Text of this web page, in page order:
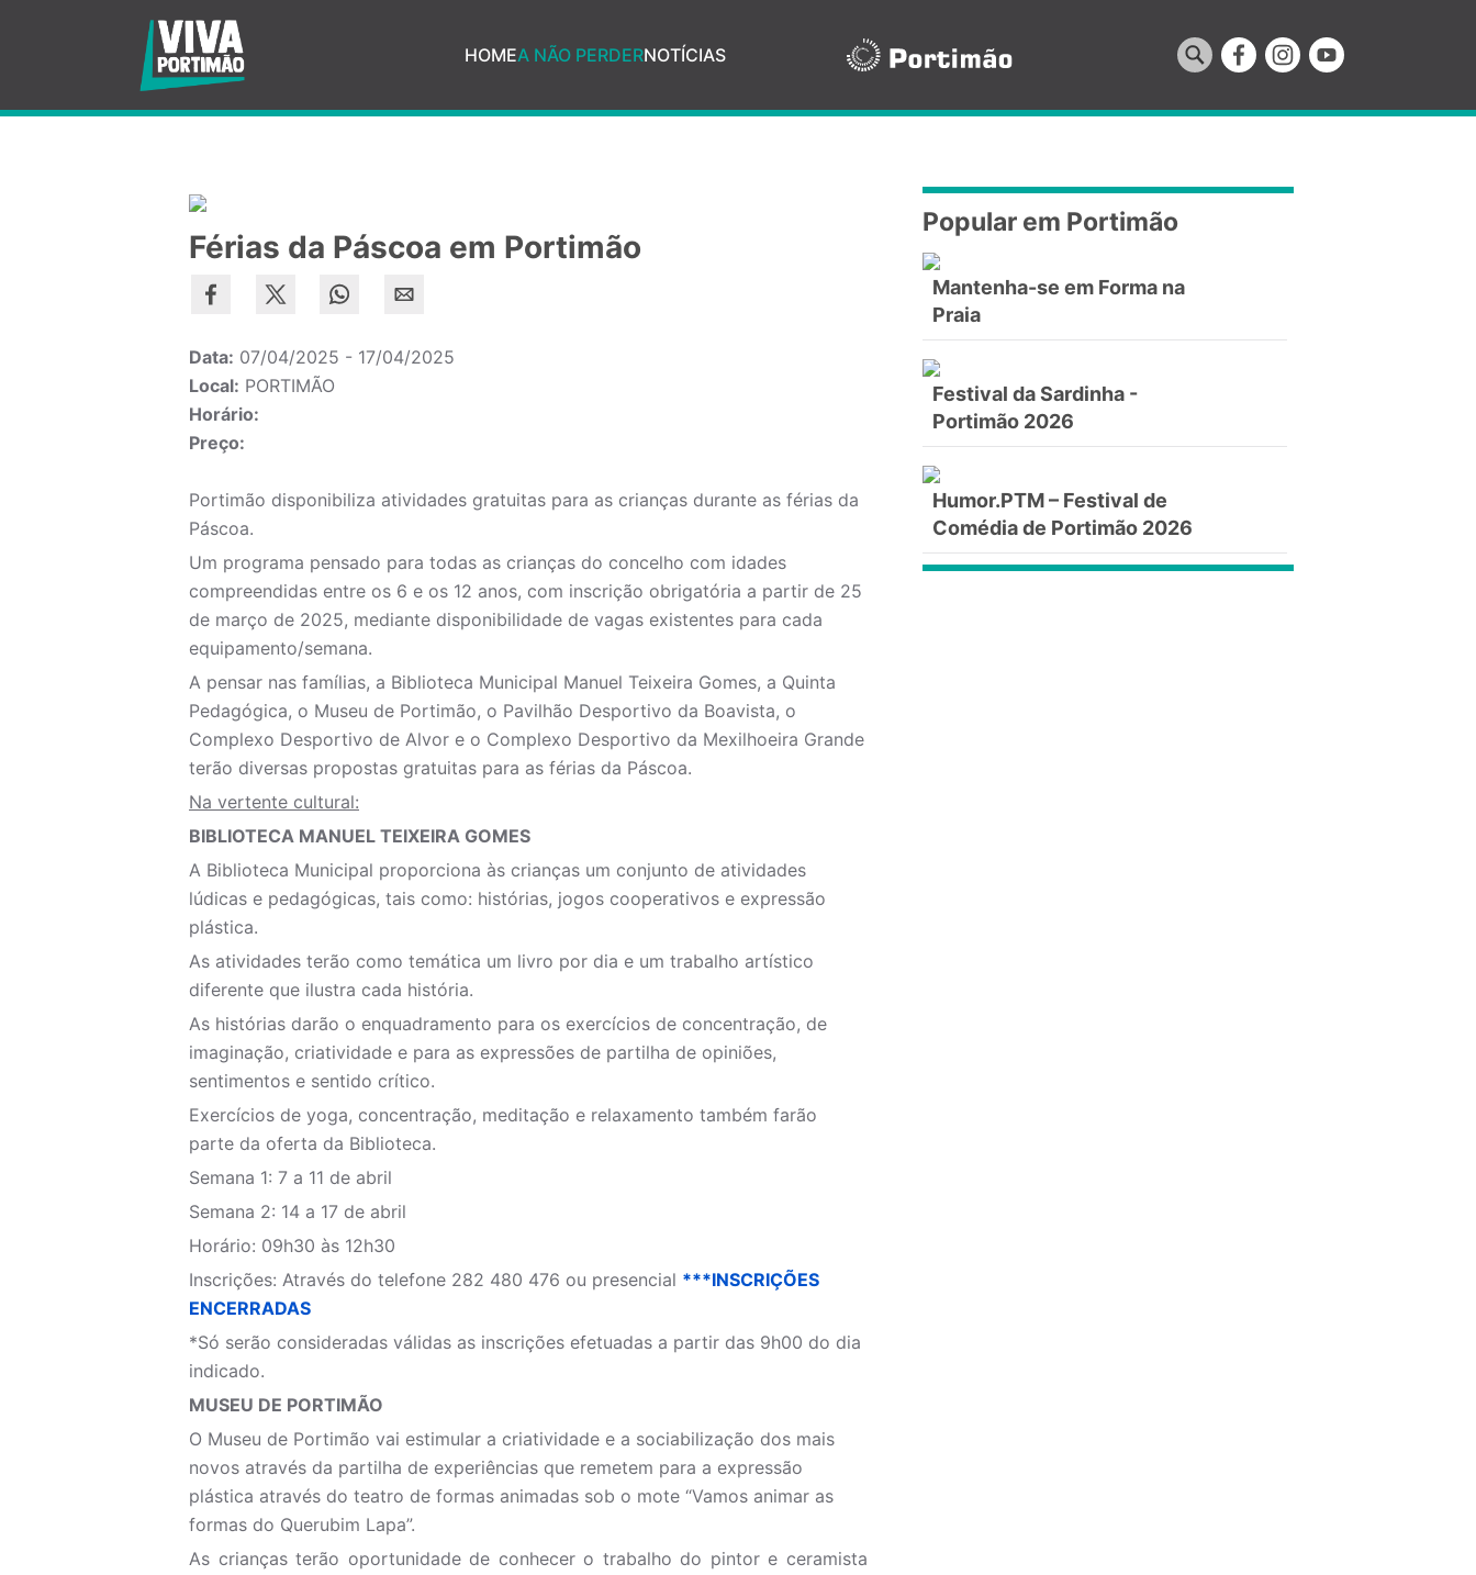
Saltar para o conteúdo principal HOMEA NÃO PERDERNOTÍCIAS
Férias da Páscoa em Portimão
Data: 07/04/2025 - 17/04/2025
Local: PORTIMÃO
Horário:
Preço:
Portimão disponibiliza atividades gratuitas para as crianças durante as férias da
Páscoa.
Um programa pensado para todas as crianças do concelho com idades
compreendidas entre os 6 e os 12 anos, com inscrição obrigatória a partir de 25
de março de 2025, mediante disponibilidade de vagas existentes para cada
equipamento/semana.
A pensar nas famílias, a Biblioteca Municipal Manuel Teixeira Gomes, a Quinta
Pedagógica, o Museu de Portimão, o Pavilhão Desportivo da Boavista, o
Complexo Desportivo de Alvor e o Complexo Desportivo da Mexilhoeira Grande
terão diversas propostas gratuitas para as férias da Páscoa.
Na vertente cultural:
BIBLIOTECA MANUEL TEIXEIRA GOMES
A Biblioteca Municipal proporciona às crianças um conjunto de atividades
lúdicas e pedagógicas, tais como: histórias, jogos cooperativos e expressão
plástica.
As atividades terão como temática um livro por dia e um trabalho artístico
diferente que ilustra cada história.
As histórias darão o enquadramento para os exercícios de concentração, de
imaginação, criatividade e para as expressões de partilha de opiniões,
sentimentos e sentido crítico.
Exercícios de yoga, concentração, meditação e relaxamento também farão
parte da oferta da Biblioteca.
Semana 1: 7 a 11 de abril
Semana 2: 14 a 17 de abril
Horário: 09h30 às 12h30
Inscrições: Através do telefone 282 480 476 ou presencial ***INSCRIÇÕES
ENCERRADAS
*Só serão consideradas válidas as inscrições efetuadas a partir das 9h00 do dia
indicado.
MUSEU DE PORTIMÃO
O Museu de Portimão vai estimular a criatividade e a sociabilização dos mais
novos através da partilha de experiências que remetem para a expressão
plástica através do teatro de formas animadas sob o mote “Vamos animar as
formas do Querubim Lapa”.
As crianças terão oportunidade de conhecer o trabalho do pintor e ceramista
Popular em Portimão
Mantenha-se em Forma na
Praia
Festival da Sardinha -
Portimão 2026
Humor.PTM – Festival de
Comédia de Portimão 2026